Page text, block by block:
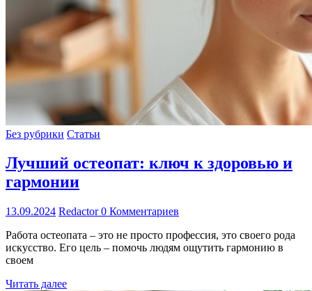
Без рубрики Статьи
Лучший остеопат: ключ к здоровью и
гармонии
13.09.2024 Redactor0 Комментариев
Работа остеопата – это не просто профессия, это своего рода
искусство. Его цель – помочь людям ощутить гармонию в
своем
Читать далее